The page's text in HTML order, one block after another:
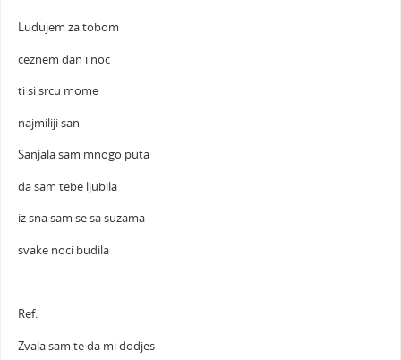
Ludujem za tobom
ceznem dan i noc
ti si srcu mome
najmiliji san
Sanjala sam mnogo puta
da sam tebe ljubila
iz sna sam se sa suzama
svake noci budila
Ref.
Zvala sam te da mi dodjes